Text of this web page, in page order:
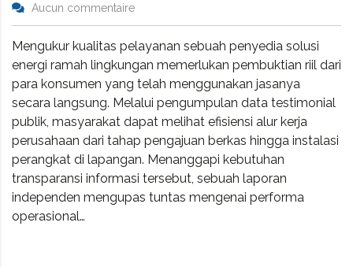
Aucun commentaire
Mengukur kualitas pelayanan sebuah penyedia solusi
energi ramah lingkungan memerlukan pembuktian riil dari
para konsumen yang telah menggunakan jasanya
secara langsung. Melalui pengumpulan data testimonial
publik, masyarakat dapat melihat efisiensi alur kerja
perusahaan dari tahap pengajuan berkas hingga instalasi
perangkat di lapangan. Menanggapi kebutuhan
transparansi informasi tersebut, sebuah laporan
independen mengupas tuntas mengenai performa
operasional…